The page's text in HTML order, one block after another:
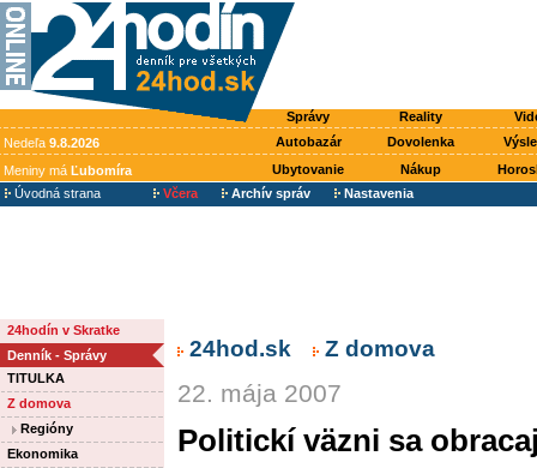
Správy Reality
Nedeľa 9.8.2026 Autobazár Dovolenka
Meniny má Ľubomíra Ubytovanie Nákup
Úvodná strana
Včera Archív správ Nastavenia
24hodín v Skratke
Denník - Správy
TITULKA
Z domova
Regióny
Ekonomika
24hod.sk Z domova
22. mája 2007
Politickí väzni sa